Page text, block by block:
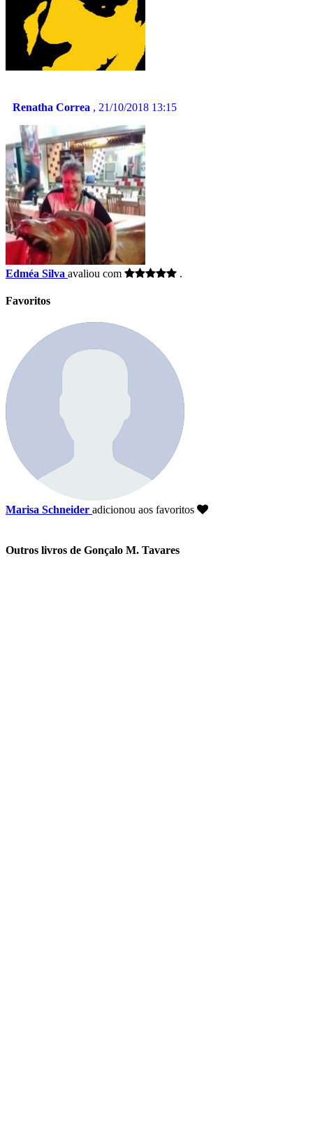
Renatha Correa , 21/10/2018 13:15
Edméa Silva avaliou com .
Favoritos
Marisa Schneider adicionou aos favoritos
Outros livros de Gonçalo M. Tavares